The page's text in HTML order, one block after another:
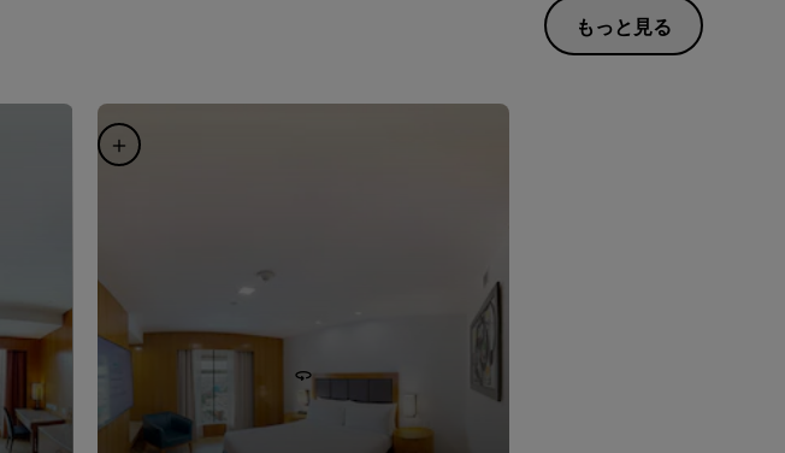
もっと見る